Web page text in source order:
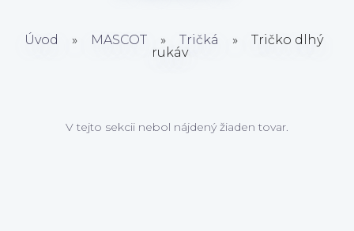
Úvod » MASCOT » Tričká »
Tričko dlhý
rukáv
V tejto sekcii nebol nájdený žiaden tovar.